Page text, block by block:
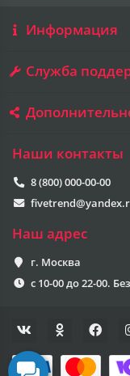
Информация
Служба
Наши контакты
8 (800) 000-00-00
Наш адрес
г. Москва
с 10-00 до 22-00.